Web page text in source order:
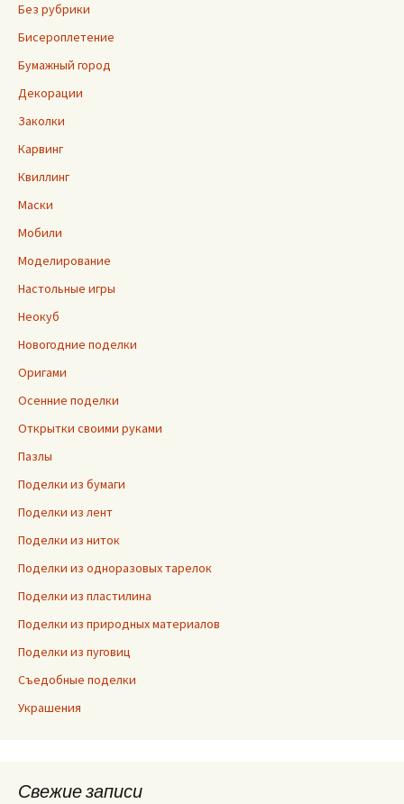
Без рубрики
Бисероплетение
Бумажный город
Декорации
Заколки
Карвинг
Квиллинг
Маски
Мобили
Моделирование
Настольные игры
Неокуб
Новогодние поделки
Оригами
Осенние поделки
Открытки своими руками
Пазлы
Поделки из бумаги
Поделки из лент
Поделки из ниток
Поделки из одноразовых тарелок
Поделки из пластилина
Поделки из природных материалов
Поделки из пуговиц
Съедобные поделки
Украшения
Свежие записи